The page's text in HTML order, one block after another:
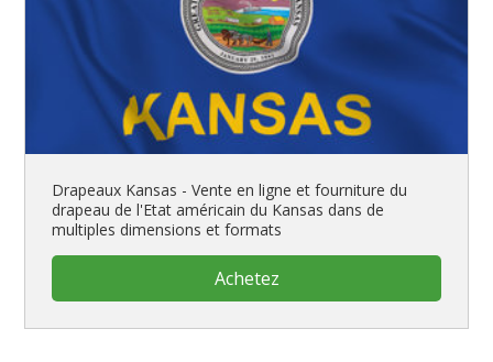
Drapeaux Kansas - Vente en ligne et fourniture du
drapeau de l'Etat américain du Kansas dans de
multiples dimensions et formats
Achetez